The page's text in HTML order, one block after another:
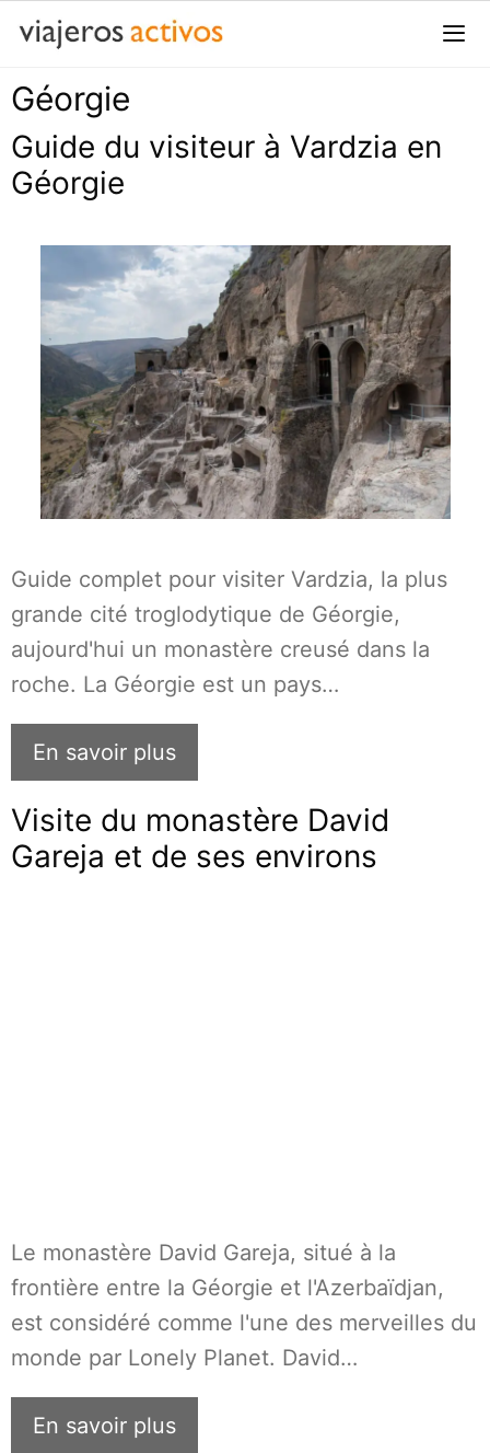
Passer
contenu
Géorgie
Guide du visiteur à Vardzia en
Géorgie
Guide complet pour visiter Vardzia, la plus
grande cité troglodytique de Géorgie,
aujourd'hui un monastère creusé dans la
roche. La Géorgie est un pays…
En savoir plus
Visite du monastère David
Gareja et de ses environs
Le monastère David Gareja, situé à la
frontière entre la Géorgie et l'Azerbaïdjan,
est considéré comme l'une des merveilles du
monde par Lonely Planet. David…
En savoir plus